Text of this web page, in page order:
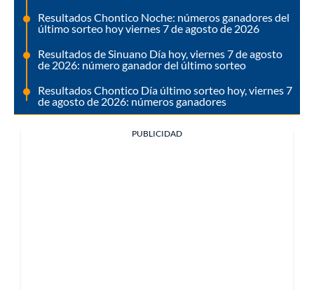
Resultados Chontico Noche: números ganadores del
último sorteo hoy viernes 7 de agosto de 2026
Resultados de Sinuano Día hoy, viernes 7 de agosto
de 2026: número ganador del último sorteo
Resultados Chontico Día último sorteo hoy, viernes 7
de agosto de 2026: números ganadores
PUBLICIDAD